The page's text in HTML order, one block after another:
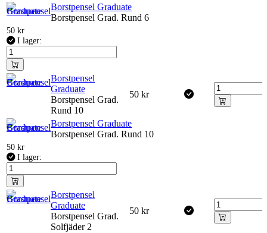
Borstpensel Graduate
Borstpensel Grad. Rund 6
50 kr
I lager:
Borstpensel
Graduate
Borstpensel Grad.
Rund 10
50 kr
Borstpensel Graduate
Borstpensel Grad. Rund 10
50 kr
I lager:
Borstpensel
Graduate
Borstpensel Grad.
Solfjäder 2
50 kr